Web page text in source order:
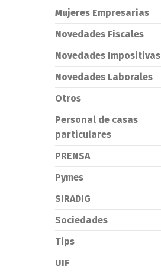
Mujeres Empresarias
Novedades Fiscales
Novedades Impositivas
Novedades Laborales
Otros
Personal de casas
particulares
PRENSA
Pymes
SIRADIG
Sociedades
Tips
UIF